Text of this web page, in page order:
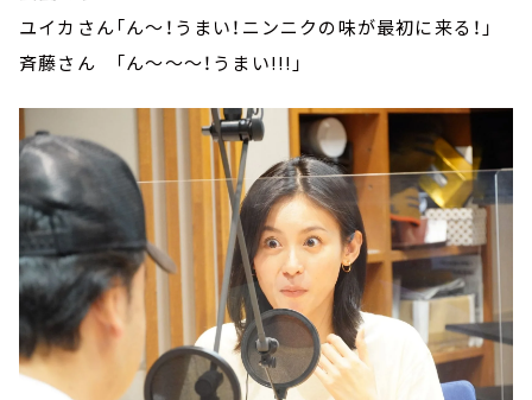
ユイカさん「ん～！うまい！ニンニクの味が最初に来る！」
斉藤さん 「ん～～～！うまい!!!」